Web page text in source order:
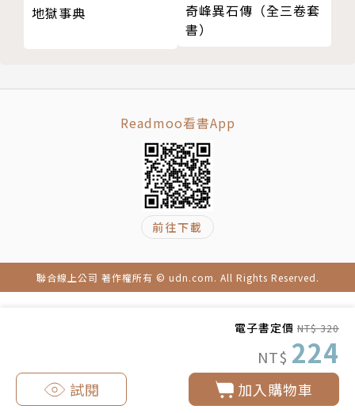
電子書定價 NT$ 320
NT$ 224
加入購物車
試閱
鄒瑋琳，星期日出生的微醺系插畫家，擅長用可愛的手
繪筆觸，描繪各種壞壞、喜歡惡作劇，但是認真生活的
二○一一年開始接案，作品見於 GU、Uniqlo、Casio
等各大品牌廣告及報章雜誌。
Instagram : ohhannahsunday
地獄事典
奇峰異石傳（全三卷套
書）
Readmoo看書App
前往下載
聯合線上公司 著作權所有 © udn.com. All Rights Reserved.